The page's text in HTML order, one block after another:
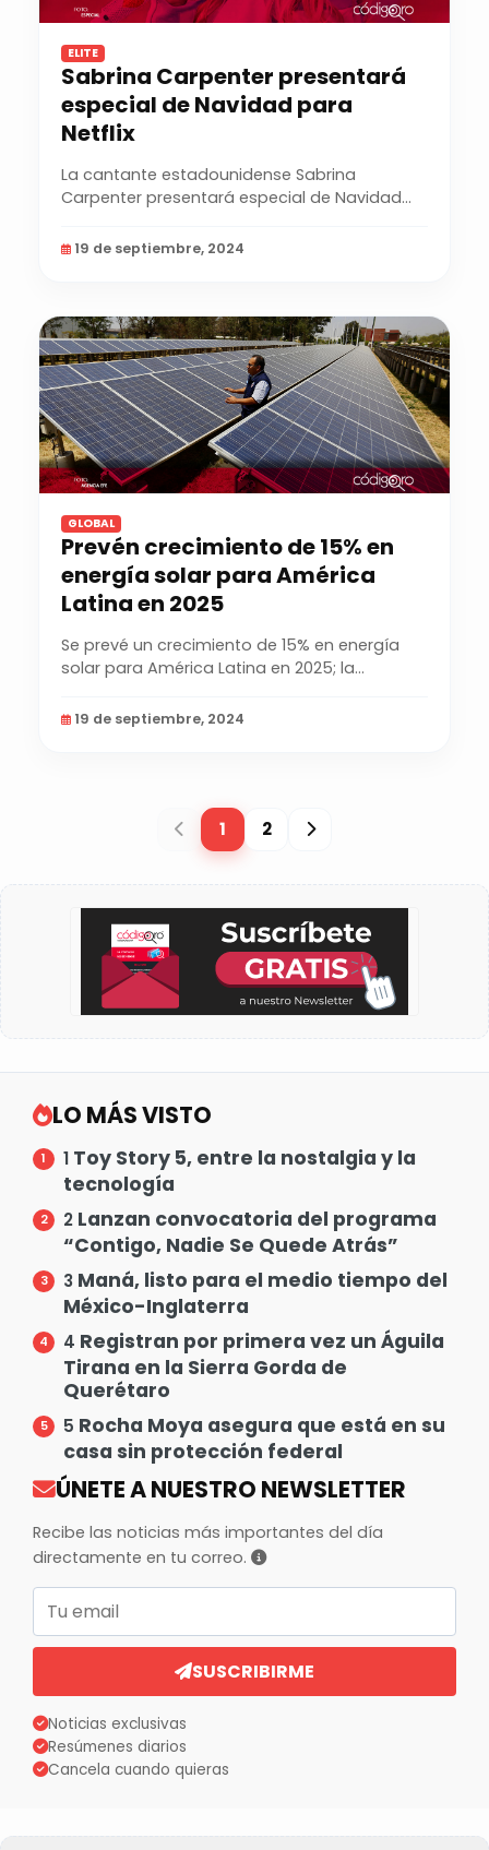
ELITE
Sabrina Carpenter presentará
especial de Navidad para
Netflix
La cantante estadounidense Sabrina
Carpenter presentará especial de Navidad
19 de septiembre, 2024
GLOBAL
Prevén crecimiento de 15% en
energía solar para América
Latina en 2025
Se prevé un crecimiento de 15% en energía
solar para América Latina en 2025; la
19 de septiembre, 2024
1 2
LO MÁS VISTO
1 Toy Story 5, entre la nostalgia y la
tecnología
2 Lanzan convocatoria del programa
“Contigo, Nadie Se Quede Atrás”
3 Maná, listo para el medio tiempo del
México-Inglaterra
4 Registran por primera vez un Águila
Tirana en la Sierra Gorda de
Querétaro
5 Rocha Moya asegura que está en su
casa sin protección federal
ÚNETE A NUESTRO NEWSLETTER
Recibe las noticias más importantes del día
directamente en tu correo.
SUSCRIBIRME
Noticias exclusivas
Resúmenes diarios
Cancela cuando quieras